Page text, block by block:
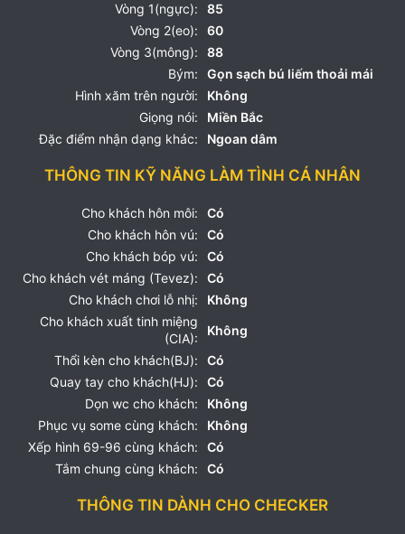
Vòng 1(ngực):
85
Vòng 2(eo):
60
Vòng 3(mông):
88
Bým:
Gọn sạch bú liếm thoải mái
Hình xăm trên người:
Không
Giọng nói:
Miền Bắc
Đặc điểm nhận dạng khác:
Ngoan dâm
THÔNG TIN KỸ NĂNG LÀM TÌNH CÁ NHÂN
Cho khách hôn môi:
Có
Cho khách hôn vú:
Có
Cho khách bóp vú:
Có
Cho khách vét máng (Tevez):
Có
Cho khách chơi lỗ nhị:
Không
Cho khách xuất tinh miệng
(CIA):
Không
Thổi kèn cho khách(BJ):
Có
Quay tay cho khách(HJ):
Có
Dọn wc cho khách:
Không
Phục vụ some cùng khách:
Không
Xếp hình 69-96 cùng khách:
Có
Tắm chung cùng khách:
Có
THÔNG TIN DÀNH CHO CHECKER